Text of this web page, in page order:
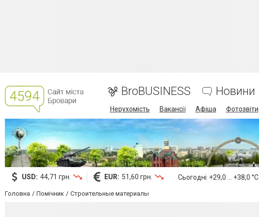
BroBUSINESS Новини
Нерухомість Вакансії Афіша Фотозвіти
USD: 44,71 грн. EUR: 51,60 грн. Сьогодні +29,0 ... +38,0 °С
Головна Помічник Строительные материалы